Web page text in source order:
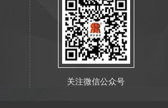
电动搅拌器系列
离心机系列
水浴锅系列
油浴锅系列
恒温水箱系列
关注微信公众号